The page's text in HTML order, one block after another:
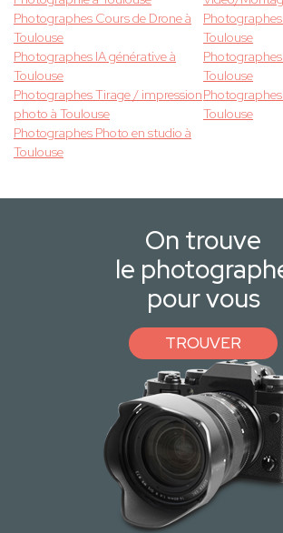
Photographes Cours de Drone à
Toulouse
Toulouse
Photographes IA générative à
Toulouse
Toulouse
Photographes Tirage / impression
photo à Toulouse
Toulouse
Photographes Photo en studio à
Toulouse
On trouve
le
pour vous
TROUVER